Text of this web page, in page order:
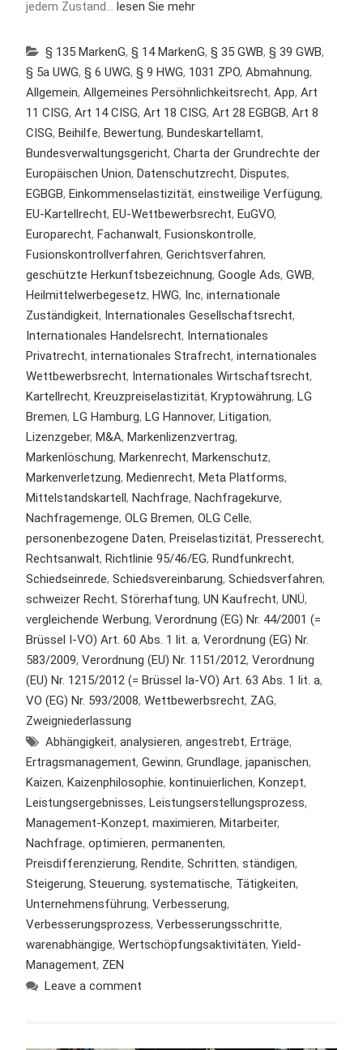
jedem Zustand… lesen Sie mehr
§ 135 MarkenG, § 14 MarkenG, § 35 GWB, § 39 GWB,
§ 5a UWG, § 6 UWG, § 9 HWG, 1031 ZPO, Abmahnung,
Allgemein, Allgemeines Persöhnlichkeitsrecht, App, Art
11 CISG, Art 14 CISG, Art 18 CISG, Art 28 EGBGB, Art 8
CISG, Beihilfe, Bewertung, Bundeskartellamt,
Bundesverwaltungsgericht, Charta der Grundrechte der
Europäischen Union, Datenschutzrecht, Disputes,
EGBGB, Einkommenselastizität, einstweilige Verfügung,
EU-Kartellrecht, EU-Wettbewerbsrecht, EuGVO,
Europarecht, Fachanwalt, Fusionskontrolle,
Fusionskontrollverfahren, Gerichtsverfahren,
geschützte Herkunftsbezeichnung, Google Ads, GWB,
Heilmittelwerbegesetz, HWG, Inc, internationale
Zuständigkeit, Internationales Gesellschaftsrecht,
Internationales Handelsrecht, Internationales
Privatrecht, internationales Strafrecht, internationales
Wettbewerbsrecht, Internationales Wirtschaftsrecht,
Kartellrecht, Kreuzpreiselastizität, Kryptowährung, LG
Bremen, LG Hamburg, LG Hannover, Litigation,
Lizenzgeber, M&A, Markenlizenzvertrag,
Markenlöschung, Markenrecht, Markenschutz,
Markenverletzung, Medienrecht, Meta Platforms,
Mittelstandskartell, Nachfrage, Nachfragekurve,
Nachfragemenge, OLG Bremen, OLG Celle,
personenbezogene Daten, Preiselastizität, Presserecht,
Rechtsanwalt, Richtlinie 95/46/EG, Rundfunkrecht,
Schiedseinrede, Schiedsvereinbarung, Schiedsverfahren,
schweizer Recht, Störerhaftung, UN Kaufrecht, UNÜ,
vergleichende Werbung, Verordnung (EG) Nr. 44/2001 (=
Brüssel I-VO) Art. 60 Abs. 1 lit. a, Verordnung (EG) Nr.
583/2009, Verordnung (EU) Nr. 1151/2012, Verordnung
(EU) Nr. 1215/2012 (= Brüssel Ia-VO) Art. 63 Abs. 1 lit. a,
VO (EG) Nr. 593/2008, Wettbewerbsrecht, ZAG,
Zweigniederlassung
Abhängigkeit, analysieren, angestrebt, Erträge,
Ertragsmanagement, Gewinn, Grundlage, japanischen,
Kaizen, Kaizenphilosophie, kontinuierlichen, Konzept,
Leistungsergebnisses, Leistungserstellungsprozess,
Management-Konzept, maximieren, Mitarbeiter,
Nachfrage, optimieren, permanenten,
Preisdifferenzierung, Rendite, Schritten, ständigen,
Steigerung, Steuerung, systematische, Tätigkeiten,
Unternehmensführung, Verbesserung,
Verbesserungsprozess, Verbesserungsschritte,
warenabhängige, Wertschöpfungsaktivitäten, Yield-
Management, ZEN
Leave a comment